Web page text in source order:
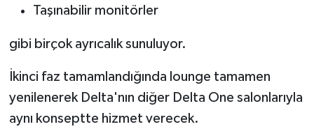
Taşınabilir monitörler
gibi birçok ayrıcalık sunuluyor.
İkinci faz tamamlandığında lounge tamamen
yenilenerek Delta'nın diğer Delta One salonlarıyla
aynı konseptte hizmet verecek.